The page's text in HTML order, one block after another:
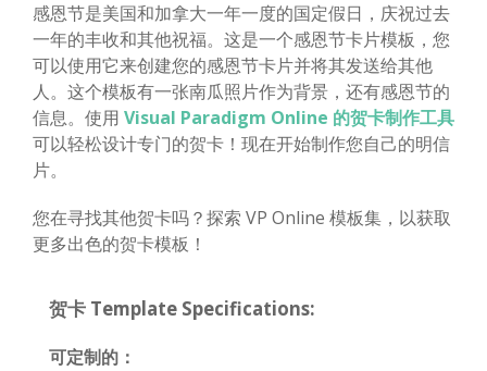
感恩节是美国和加拿大一年一度的国定假日，庆祝过去
一年的丰收和其他祝福。这是一个感恩节卡片模板，您
可以使用它来创建您的感恩节卡片并将其发送给其他
人。这个模板有一张南瓜照片作为背景，还有感恩节的
信息。使用 Visual Paradigm Online 的贺卡制作工具
可以轻松设计专门的贺卡！现在开始制作您自己的明信
片。
您在寻找其他贺卡吗？探索 VP Online 模板集，以获取
更多出色的贺卡模板！
贺卡 Template Specifications:
可定制的：